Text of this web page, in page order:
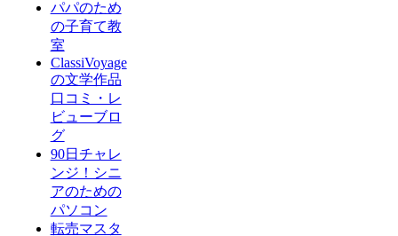
パパのため
の子育て教
室
ClassiVoyage
の文学作品
口コミ・レ
ビューブロ
グ
90日チャレ
ンジ！シニ
アのための
パソコン
転売マスタ